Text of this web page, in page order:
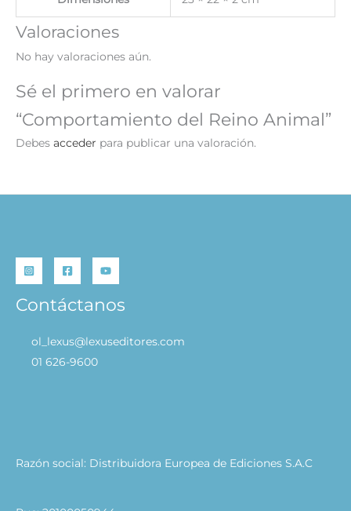
Valoraciones
No hay valoraciones aún.
Sé el primero en valorar
“Comportamiento del Reino Animal”
Debes acceder para publicar una valoración.
Contáctanos
ol_lexus@lexuseditores.com
01 626-9600
Razón social: Distribuidora Europea de Ediciones S.A.C